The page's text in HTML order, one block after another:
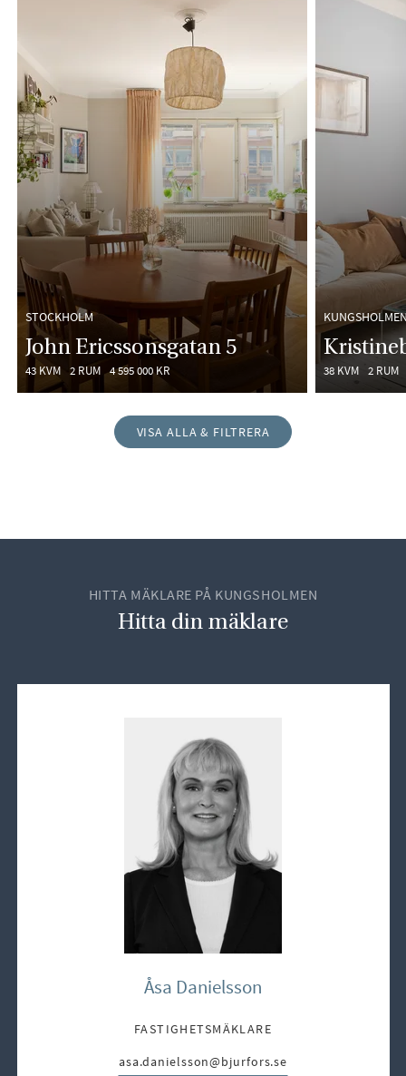
STOCKHOLM
John Ericssonsgatan 5
43 KVM 2 RUM 4 595 000 KR 38 KVM 2 RUM
VISA ALLA & FILTRERA
HITTA MÄKLARE PÅ KUNGSHOLMEN
Hitta din mäklare
Åsa Danielsson
FASTIGHETSMÄKLARE
E-post:
asa.danielsson@bjurfors.se